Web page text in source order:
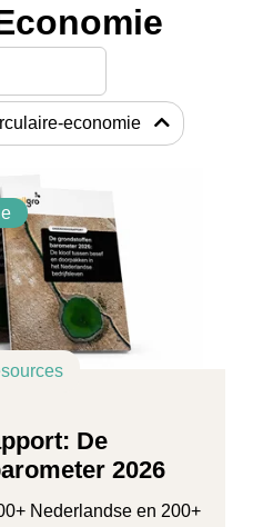
een functie voor
want het zoekveld is leeg.
economie
De
2026
Nederlandse en 200+